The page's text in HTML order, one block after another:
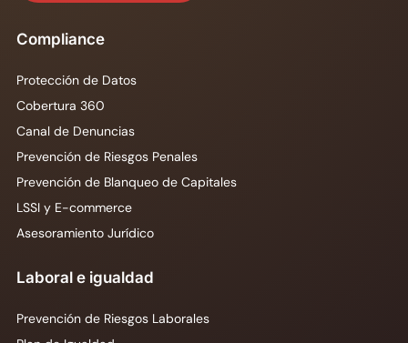
Compliance
Protección de Datos
Cobertura 360
Canal de Denuncias
Prevención de Riesgos Penales
Prevención de Blanqueo de Capitales
LSSI y E-commerce
Asesoramiento Jurídico
Laboral e igualdad
Prevención de Riesgos Laborales